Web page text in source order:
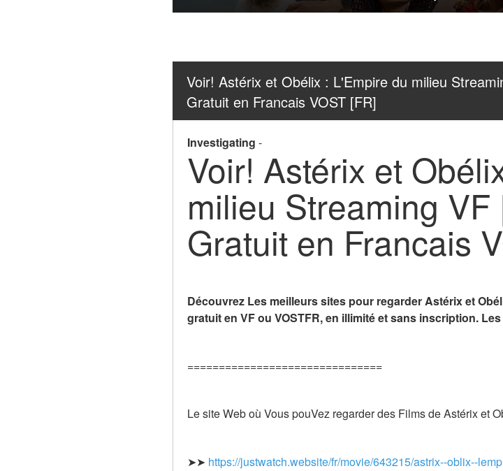
Voir! Astérix et Obélix : L'Empire du milieu
Gratuit en Francais VOST [FR]
Investigating -
Voir! Astérix et
milieu Streaming
Gratuit en Francais
Découvrez Les meilleurs sites pour regarder Astérix et
gratuit en VF ou VOSTFR, en illimité et sans inscription. Les
===============================
Le site Web où Vous pouVez regarder des Films de Astérix et
➤➤ https://justwatch.website/fr/movie/643215/astrix--oblix--